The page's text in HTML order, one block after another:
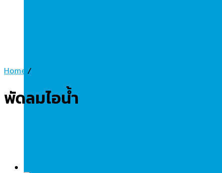
Home /
พัดลมไอน้ำ